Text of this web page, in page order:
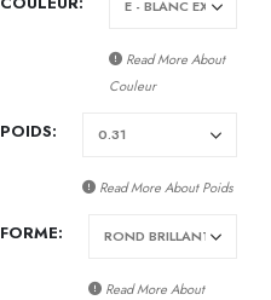
Read More About
Couleur
POIDS
Read More AboutPoids
FORME
Read More About